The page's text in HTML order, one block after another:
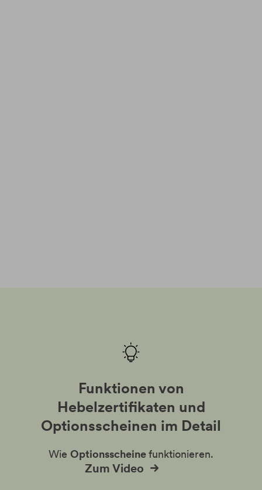
Funktionen von
Hebelzertifikaten und
Optionsscheinen im Detail
Wie Optionsscheinefunktionieren.
Zum Video